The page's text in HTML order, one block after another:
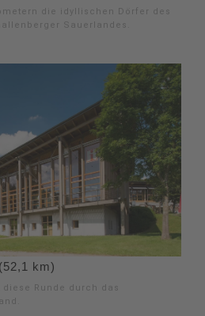
die idyllischen Dörfer des
Sauerlandes.
km)
Runde durch das